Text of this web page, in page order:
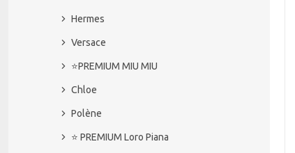
Hermes
Versace
⭐️PREMIUM MIU MIU
Chloe
Polène
⭐️ PREMIUM Loro Piana